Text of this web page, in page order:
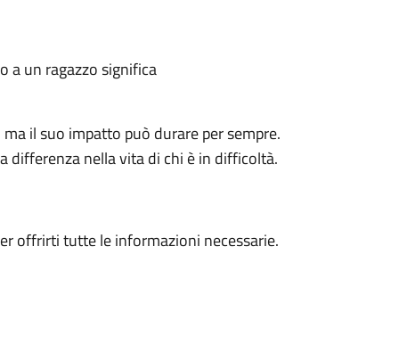
a un ragazzo significa
il suo impatto può durare per sempre.
differenza nella vita di chi è in difficoltà.
offrirti tutte le informazioni necessarie.